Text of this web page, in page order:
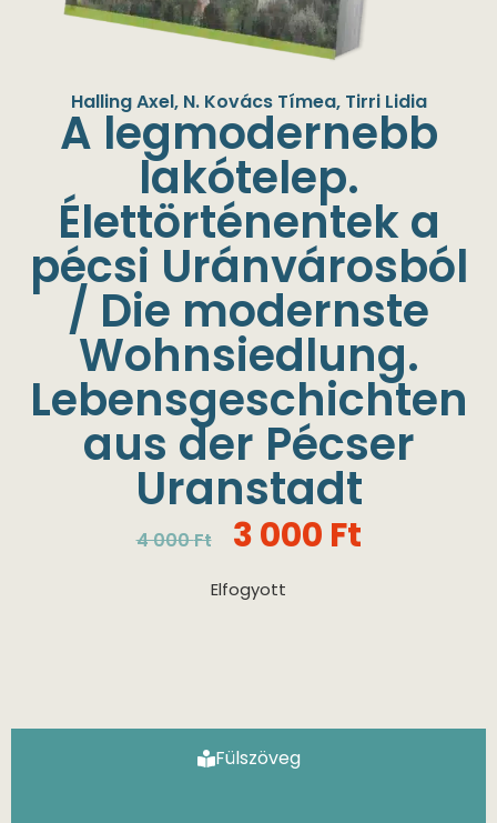
Halling Axel, N. Kovács Tímea, Tirri Lidia
A legmodernebb
lakótelep.
Élettörténentek a
pécsi Uránvárosból
/ Die modernste
Wohnsiedlung.
Lebensgeschichten
aus der Pécser
Uranstadt
4 000Ft 3 000 Ft
Elfogyott
Fülszöveg